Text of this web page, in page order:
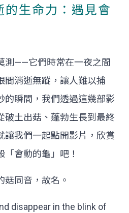
的生命力：遇見會
測——它們時常在一夜之間
間消逝無蹤，讓人難以捕
的瞬間，我們透過這幾部影
破土出菇、蓬勃生長到最終
讓我們一起點開影片，欣賞
會動的龜」吧！
菇同音，故名。
disappear in the blink of